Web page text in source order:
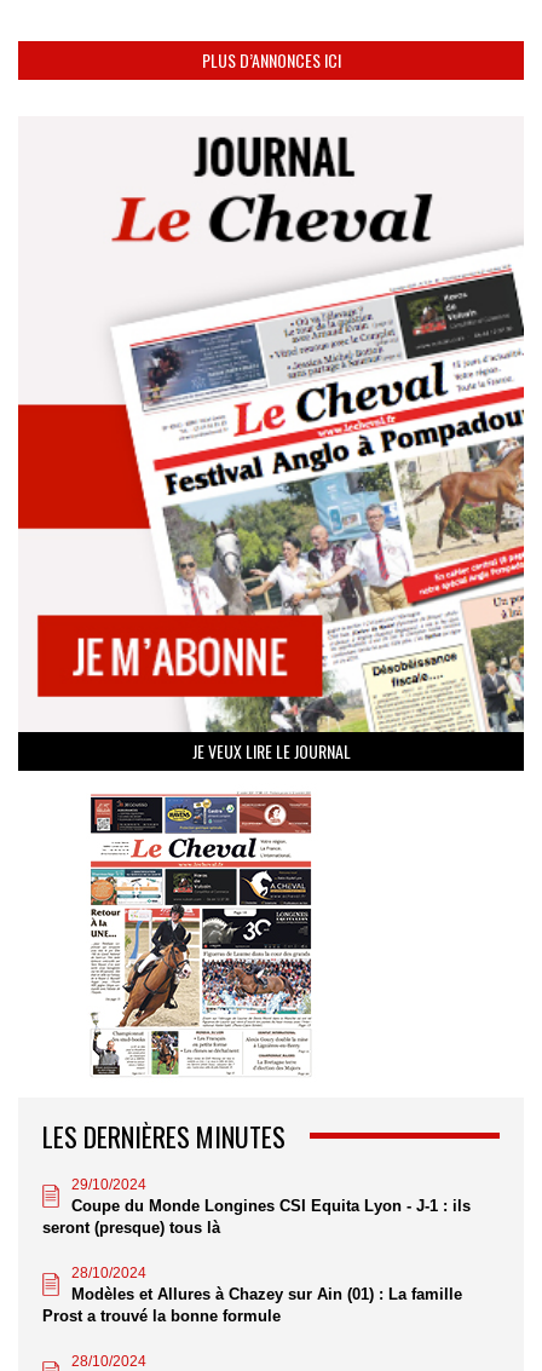
PLUS D’ANNONCES ICI
JE VEUX LIRE LE JOURNAL
LES DERNIÈRES MINUTES
29/10/2024
Coupe du Monde Longines CSI Equita Lyon - J-1 : ils
seront (presque) tous là
28/10/2024
Modèles et Allures à Chazey sur Ain (01) : La famille
Prost a trouvé la bonne formule
28/10/2024